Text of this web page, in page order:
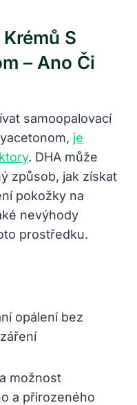
S
– Ano Či
samoopalovací
je
. DHA může
způsob, jak získat
pokožky na
nevýhody
prostředku.
opálení bez
možnost
a přirozeného